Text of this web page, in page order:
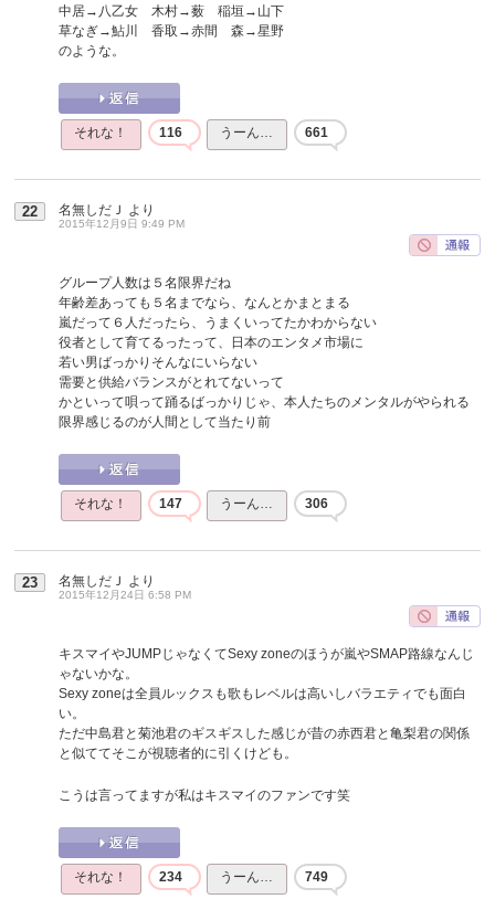
中居→八乙女 木村→薮 稲垣→山下
草なぎ→鮎川 香取→赤間 森→星野
のような。
それな！ 116 うーん… 661
22 名無しだＪ より
2015年12月9日 9:49 PM
グループ人数は５名限界だね
年齢差あっても５名までなら、なんとかまとまる
嵐だって６人だったら、うまくいってたかわからない
役者として育てるったって、日本のエンタメ市場に
若い男ばっかりそんなにいらない
需要と供給バランスがとれてないって
かといって唄って踊るばっかりじゃ、本人たちのメンタルがやられる
限界感じるのが人間として当たり前
それな！ 147 うーん… 306
23 名無しだＪ より
2015年12月24日 6:58 PM
キスマイやJUMPじゃなくてSexy zoneのほうが嵐やSMAP路線なんじ
ゃないかな。
Sexy zoneは全員ルックスも歌もレベルは高いしバラエティでも面白
い。
ただ中島君と菊池君のギスギスした感じが昔の赤西君と亀梨君の関係
と似ててそこが視聴者的に引くけども。
こうは言ってますが私はキスマイのファンです笑
それな！ 234 うーん… 749